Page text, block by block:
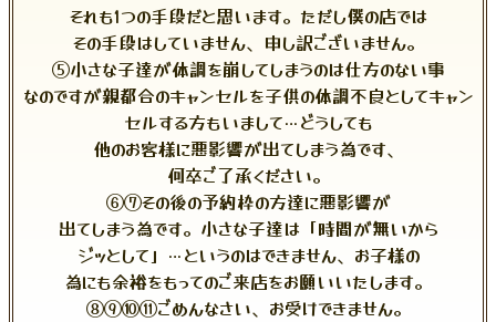
それも1つの手段だと思います。ただし僕の店では
その手段はしていません、申し訳ございません。
⑤小さな子達が体調を崩してしまうのは仕方のない事
なのですが親都合のキャンセルを子供の体調不良としてキャン
セルする方もいまして…どうしても
他のお客様に悪影響が出てしまう為です、
何卒ご了承ください。
⑥⑦その後の予約枠の方達に悪影響が
出てしまう為です。小さな子達は「時間が無いから
ジッとして」…というのはできません、お子様の
為にも余裕をもってのご来店をお願いいたします。
⑧⑨⑩⑪ごめんなさい、お受けできません。